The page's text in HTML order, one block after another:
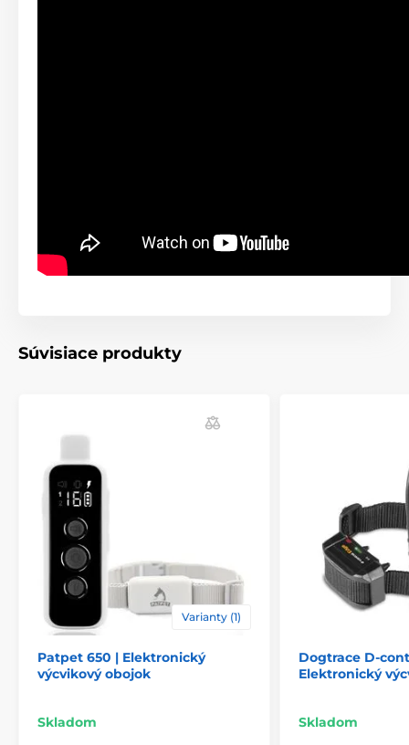
Súvisiace produkty
Varianty (1)
Patpet 650 | Elektronický
výcvikový obojok
Skladom
Dogtrace D-
Elektronický
Skladom